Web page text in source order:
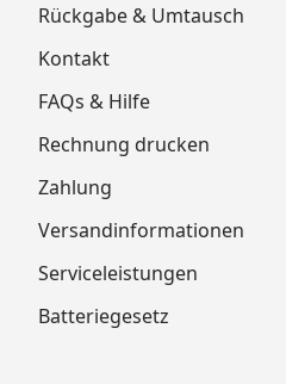
Rückgabe & Umtausch
Kontakt
FAQs & Hilfe
Rechnung drucken
Zahlung
Versandinformationen
Serviceleistungen
Batteriegesetz